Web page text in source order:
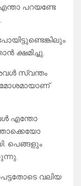
പറയണ്ടേ
ക്ഷമിച്ചു.
അവൾ സ്വന്തം
മോശമായാണ്
എന്തോ
പെങ്ങളും
വലിയ